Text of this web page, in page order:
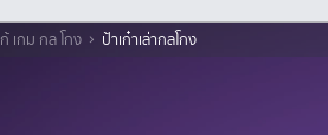
เกม กล โกง ป้าเก๋าเล่ากลโกง